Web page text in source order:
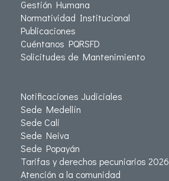
Gestión Humana
Normatividad Institucional
Publicaciones
Cuéntanos PQRSFD
Solicitudes de Mantenimiento
Notificaciones Judiciales
Sede Medellín
Sede Cali
Sede Neiva
Sede Popayán
Tarifas y derechos pecuniarios 2026
Atención a la comunidad